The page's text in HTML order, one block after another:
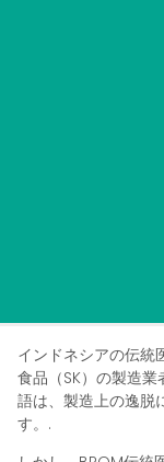
インドネシアの伝統
食品（SK）の製造
語は、製造上の逸脱
す。.